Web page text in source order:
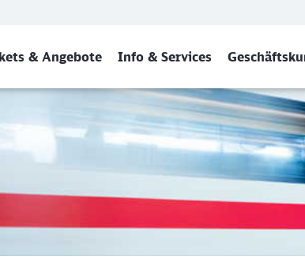
& Angebote Info & Services
- Neustadt